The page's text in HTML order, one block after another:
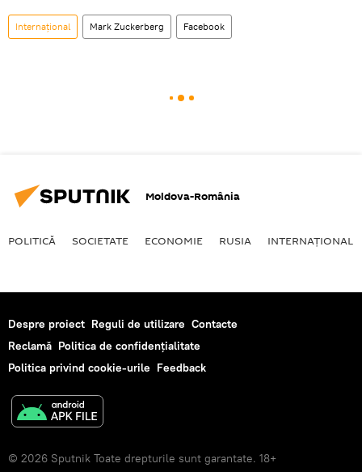
Internaţional Mark Zuckerberg Facebook
Moldova-România
POLITICĂ SOCIETATE ECONOMIE RUSIA INTERNAŢIONAL
Despre proiect Reguli de utilizare Contacte
Reclamă Politica de confidențialitate
Politica privind cookie-urile Feedback
© 2026 Sputnik Toate drepturile sunt garantate. 18+